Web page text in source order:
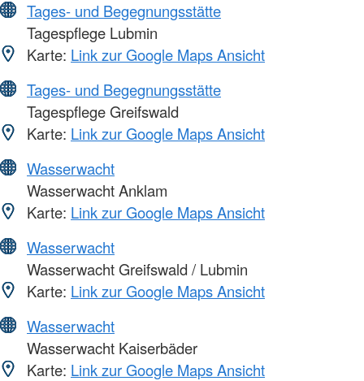
Tages- und Begegnungsstätte
Tagespflege Lubmin
Karte: Link zur Google Maps Ansicht
Tages- und Begegnungsstätte
Tagespflege Greifswald
Karte: Link zur Google Maps Ansicht
Wasserwacht
Wasserwacht Anklam
Karte: Link zur Google Maps Ansicht
Wasserwacht
Wasserwacht Greifswald / Lubmin
Karte: Link zur Google Maps Ansicht
Wasserwacht
Wasserwacht Kaiserbäder
Karte: Link zur Google Maps Ansicht